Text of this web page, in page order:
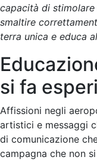
capacità di stimolare
smaltire
terra unica e educa
si fa
Affissioni negli
artistici e messaggi
di comunicazione
campagna che non